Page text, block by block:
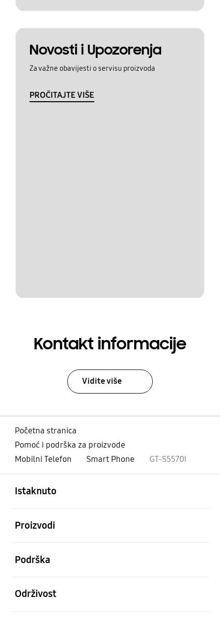
Novosti i Upozorenja
Za važne obavijesti o servisu proizvoda
PROČITAJTE VIŠE
Kontakt informacije
Vidite više
Početna stranica
Pomoć i podrška za proizvode
Mobilni Telefon
Smart Phone GT-S5570I
Istaknuto
Proizvodi
Podrška
Održivost